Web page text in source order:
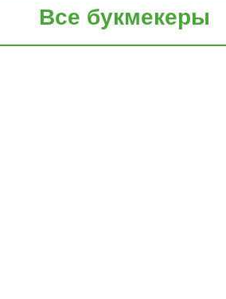
Все букмекеры